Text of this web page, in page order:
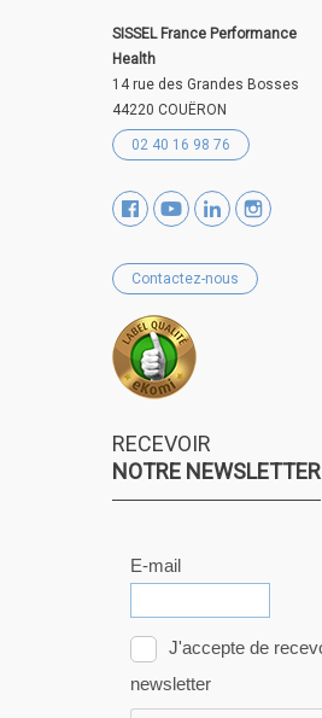
SISSEL France Performance
Health
14 rue des Grandes Bosses
44220 COUËRON
02 40 16 98 76
Contactez-nous
RECEVOIR
NOTRE NEWSLETTER